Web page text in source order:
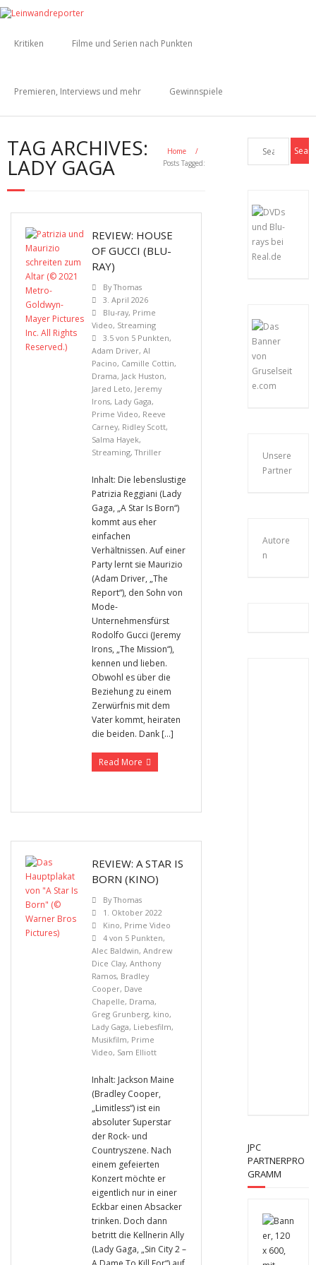
Kritiken Filme und Serien nach Punkten
Premieren, Interviews und mehr Gewinnspiele
TAG ARCHIVES:
LADY GAGA
Home
/
Posts Tagged:
REVIEW: HOUSE
OF GUCCI (BLU-
RAY)
ByThomas
3. April 2026
Blu-ray, Prime
Video, Streaming
3.5 von 5 Punkten,
Adam Driver, Al
Pacino, Camille Cottin,
Drama, Jack Huston,
Jared Leto, Jeremy
Irons, Lady Gaga,
Prime Video, Reeve
Carney, Ridley Scott,
Salma Hayek,
Streaming,Thriller
Inhalt: Die lebenslustige
Patrizia Reggiani (Lady
Gaga, „A Star Is Born“)
kommt aus eher
einfachen
Verhältnissen. Auf einer
Party lernt sie Maurizio
(Adam Driver, „The
Report“), den Sohn von
Mode-
Unternehmensfürst
Rodolfo Gucci (Jeremy
Irons, „The Mission“),
kennen und lieben.
Obwohl es über die
Beziehung zu einem
Zerwürfnis mit dem
Vater kommt, heiraten
die beiden. Dank […]
Read More
REVIEW: A STAR IS
BORN (KINO)
ByThomas
1. Oktober 2022
Kino, Prime Video
4 von 5 Punkten,
Alec Baldwin, Andrew
Dice Clay, Anthony
Ramos, Bradley
Cooper, Dave
Chapelle, Drama,
Greg Grunberg, kino,
Lady Gaga, Liebesfilm,
Musikfilm, Prime
Video, Sam Elliott
Inhalt: Jackson Maine
(Bradley Cooper,
„Limitless“) ist ein
absoluter Superstar
der Rock- und
Countryszene. Nach
einem gefeierten
Konzert möchte er
eigentlich nur in einer
Eckbar einen Absacker
trinken. Doch dann
betritt die Kellnerin Ally
(Lady Gaga, „Sin City 2 –
Unsere
Partner
Autore
n
JPC
PARTNERPRO
GRAMM